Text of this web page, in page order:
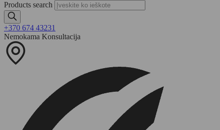
Products search
+370 674 43231
Nemokama Konsultacija